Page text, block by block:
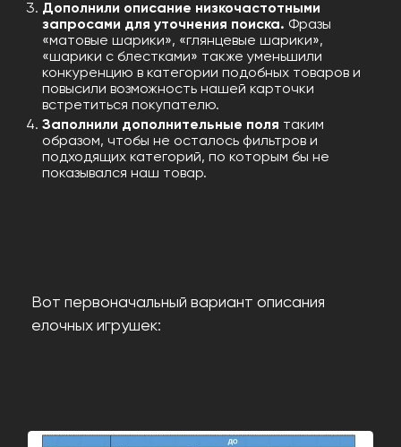
Дополнили описание низкочастотными
запросами для уточнения поиска. Фразы
«матовые шарики», «глянцевые шарики»,
«шарики с блестками» также уменьшили
конкуренцию в категории подобных товаров и
повысили возможность нашей карточки
встретиться покупателю.
Заполнили дополнительные поля таким
образом, чтобы не осталось фильтров и
подходящих категорий, по которым бы не
показывался наш товар.
Вот первоначальный вариант описания
елочных игрушек: